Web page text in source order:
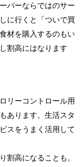
パーならではのサー
に行くと「ついで買
材を購入するのもい
割高にはなります
リーコントロール用
あります。生活スタ
スをうまく活用して
割高になることも。